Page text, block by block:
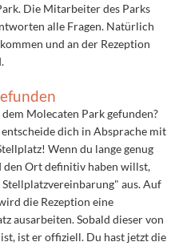
Die Mitarbeiter des Parks
alle Fragen. Natürlich
und an der Rezeption
Molecaten Park gefunden?
dich in Absprache mit
Wenn du lange genug
den Ort definitiv haben willst,
aus. Auf
die Rezeption eine
ausarbeiten. Sobald dieser von
ist er offiziell. Du hast jetzt die